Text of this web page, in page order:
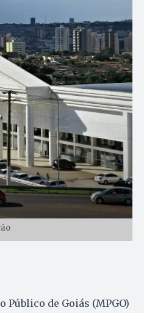
Público de Goiás (MPGO)